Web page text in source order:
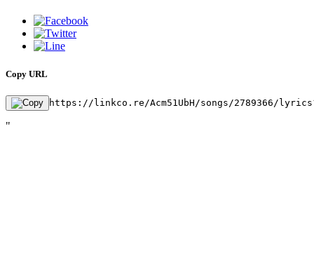
Copy URL
https://linkco.re/Acm51UbH/songs/2789366/
"